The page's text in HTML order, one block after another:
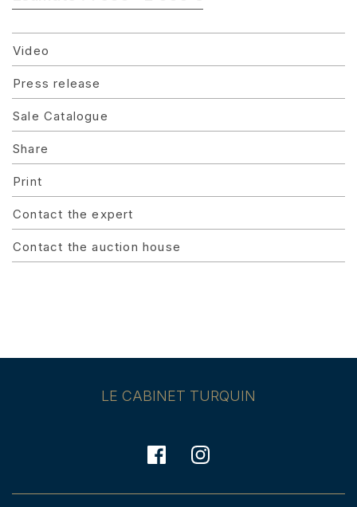
Video
Press release
Sale Catalogue
Share
Print
Contact the expert
Contact the auction house
LE CABINET TURQUIN